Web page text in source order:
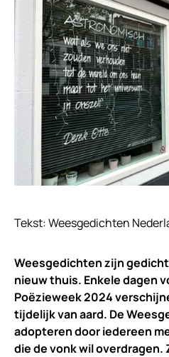
Tekst: Weesgedichten
Weesgedichten zijn
nieuw thuis. Enkele dagen
Poëzieweek 2024
tijdelijk van aard. De
adopteren door iedereen
die de vonk wil overdragen.